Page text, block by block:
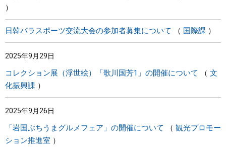
日韓パラスポーツ交流大会の参加者募集について 国際課
2025年9月29日
コレクション展（浮世絵）「歌川国芳1」の開催について
文
化振興課
2025年9月26日
「岩国ぶちうまグルメフェア」の開催について
観光プロモー
ション推進室